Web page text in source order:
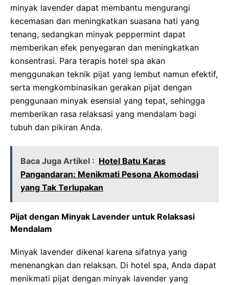
minyak lavender dapat membantu mengurangi
kecemasan dan meningkatkan suasana hati yang
tenang, sedangkan minyak peppermint dapat
memberikan efek penyegaran dan meningkatkan
konsentrasi. Para terapis hotel spa akan
menggunakan teknik pijat yang lembut namun efektif,
serta mengkombinasikan gerakan pijat dengan
penggunaan minyak esensial yang tepat, sehingga
memberikan rasa relaksasi yang mendalam bagi
tubuh dan pikiran Anda.
Baca Juga Artikel : Hotel Batu Karas
Pangandaran: Menikmati Pesona Akomodasi
yang Tak Terlupakan
Pijat dengan Minyak Lavender untuk Relaksasi
Mendalam
Minyak lavender dikenal karena sifatnya yang
menenangkan dan relaksan. Di hotel spa, Anda dapat
menikmati pijat dengan minyak lavender yang